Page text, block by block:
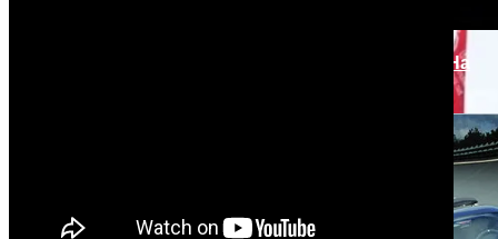
«Аватар» Вдохновил Mercedes-Benz На